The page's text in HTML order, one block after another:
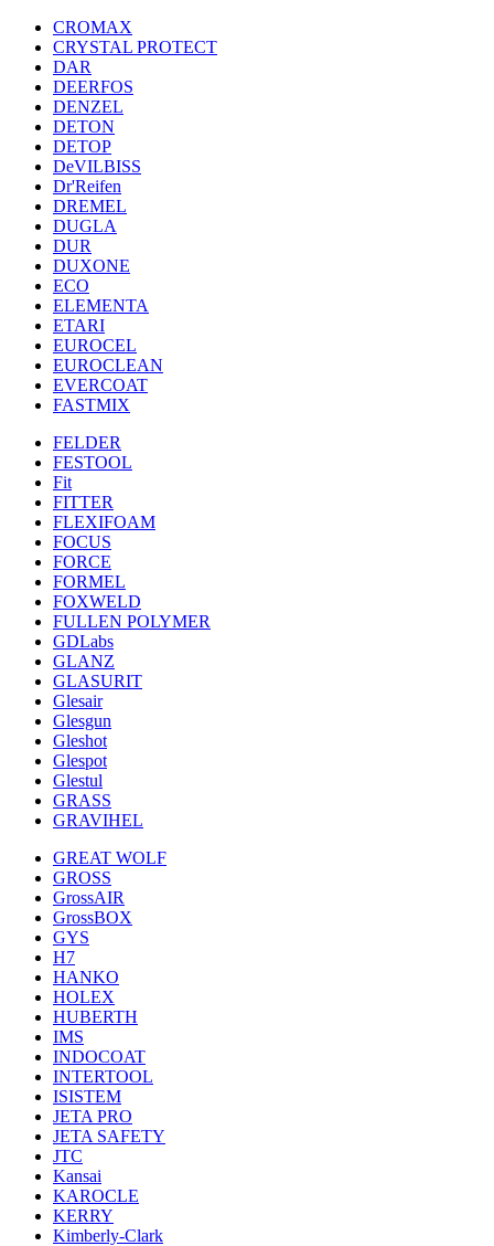
CROMAX
CRYSTAL PROTECT
DAR
DEERFOS
DENZEL
DETON
DETOP
DeVILBISS
Dr'Reifen
DREMEL
DUGLA
DUR
DUXONE
ECO
ELEMENTA
ETARI
EUROCEL
EUROCLEAN
EVERCOAT
FASTMIX
FELDER
FESTOOL
Fit
FITTER
FLEXIFOAM
FOCUS
FORCE
FORMEL
FOXWELD
FULLEN POLYMER
GDLabs
GLANZ
GLASURIT
Glesair
Glesgun
Gleshot
Glespot
Glestul
GRASS
GRAVIHEL
GREAT WOLF
GROSS
GrossAIR
GrossBOX
GYS
H7
HANKO
HOLEX
HUBERTH
IMS
INDOCOAT
INTERTOOL
ISISTEM
JETA PRO
JETA SAFETY
JTC
Kansai
KAROCLE
KERRY
Kimberly-Clark